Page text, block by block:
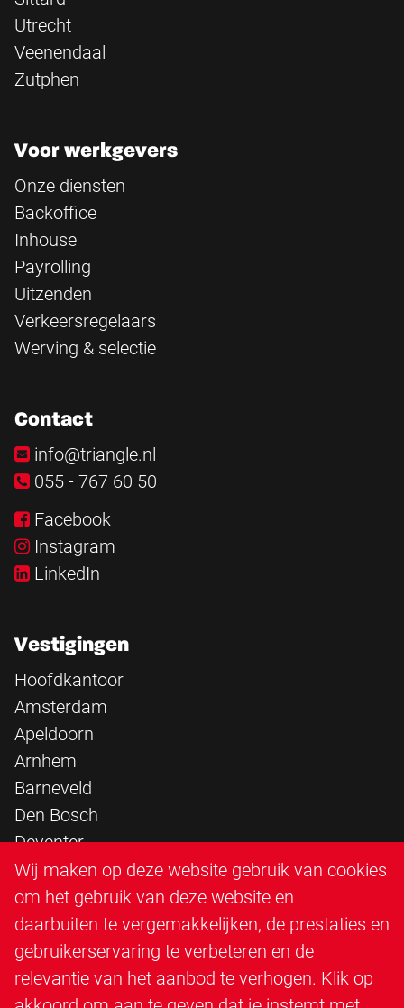
Utrecht
Veenendaal
Zutphen
Voor werkgevers
Onze diensten
Backoffice
Inhouse
Payrolling
Uitzenden
Verkeersregelaars
Werving & selectie
Contact
info@triangle.nl
055 - 767 60 50
Facebook
Instagram
LinkedIn
Vestigingen
Hoofdkantoor
Amsterdam
Apeldoorn
Arnhem
Barneveld
Den Bosch
Deventer
Epe
Sittard
Triangle Infra
Triangle Steigerbouw
Utrecht
Wij maken op deze website gebruik van cookies
om het gebruik van deze website en
daarbuiten te vergemakkelijken, de prestaties en
gebruikerservaring te verbeteren en de
relevantie van het aanbod te verhogen. Klik op